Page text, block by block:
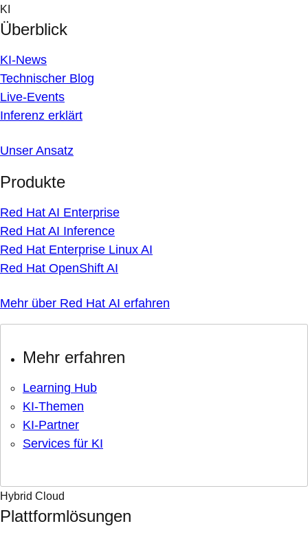
Skip
to
content
KI
Überblick
KI-News
Technischer Blog
Live-Events
Inferenz erklärt
Unser Ansatz
Produkte
Red Hat AI Enterprise
Red Hat AI Inference
Red Hat Enterprise Linux AI
Red Hat OpenShift AI
Mehr über Red Hat AI erfahren
Mehr erfahren
Learning Hub
KI-Themen
KI-Partner
Services für KI
Hybrid Cloud
Plattformlösungen